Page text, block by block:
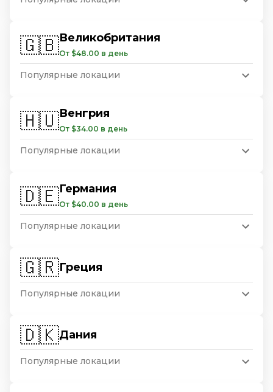
🇬🇧Великобритания
От $48.00 в день
Популярные локации
🇭🇺Венгрия
От $34.00 в день
Популярные локации
🇩🇪Германия
От $40.00 в день
Популярные локации
🇬🇷Греция
Популярные локации
🇩🇰Дания
Популярные локации